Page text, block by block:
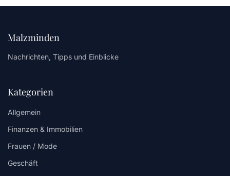
Malzminden
Nachrichten, Tipps und Einblicke
Kategorien
Allgemein
Finanzen & Immobilien
Frauen / Mode
Geschäft